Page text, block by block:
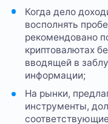
Когда дело
восполнять
рекомендовано
криптовалютах
вводящей в
информации;
На рынки,
инструменты,